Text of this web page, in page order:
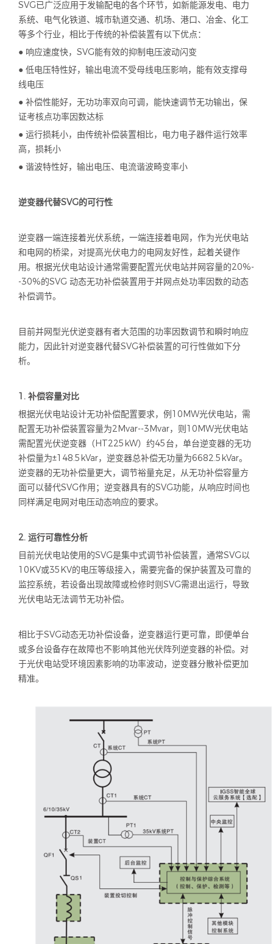
SVG已广泛应用于发输配电的各个环节，如新能源发电、电力
系统、电气化铁道、城市轨道交通、机场、港口、冶金、化工
等多个行业，相比于传统的补偿装置有以下优点：
● 响应速度快， SVG能有效的抑制电压波动闪变
● 低电压特性好，输出电流不受母线电压影响，能有效支撑母
线电压
● 补偿性能好，无功功率双向可调，能快速调节无功输出，保
证考核点功率因数达标
● 运行损耗小，由传统补偿装置相比，电力电子器件运行效率
高，损耗小
● 谐波特性好，输出电压、电流谐波畸变率小
逆变器代替SVG的可行性
逆变器一端连接着光伏系统，一端连接着电网，作为光伏电站
和电网的桥梁，对提高光伏电力的电网友好性，起着关键作
用。根据光伏电站设计通常需要配置光伏电站并网容量的20%-
-30%的SVG 动态无功补偿装置用于并网点处功率因数的动态
补偿调节。
目前并网型光伏逆变器有者大范围的功率因数调节和瞬时响应
能力，因此针对逆变器代替SVG补偿装置的可行性做如下分
析。
1. 补偿容量对比
根据光伏电站设计无功补偿配置要求，例10MW光伏电站，需
配置无功补偿装置容量为2Mvar--3Mvar，则10MW光伏电站
需配置光伏逆变器（HT225kW）约45台，单台逆变器的无功
补偿量为±148.5kVar，逆变器总补偿无功量为6682.5kVar。
逆变器的无功补偿量更大，调节裕量充足，从无功补偿容量方
面可以替代SVG作用；逆变器具有的SVG功能，从响应时间也
同样满足电网对电压动态响应的要求。
2. 运行可靠性分析
目前光伏电站使用的SVG是集中式调节补偿装置，通常SVG以
10KV或35KV的电压等级接入，需要完备的保护装置及可靠的
监控系统，若设备出现故障或检修时则SVG需退出运行，导致
光伏电站无法调节无功补偿。
相比于SVG动态无功补偿设备，逆变器运行更可靠，即便单台
或多台设备存在故障也不影响其他光伏阵列逆变器的补偿。对
于光伏电站受环境因素影响的功率波动，逆变器分散补偿更加
精准。